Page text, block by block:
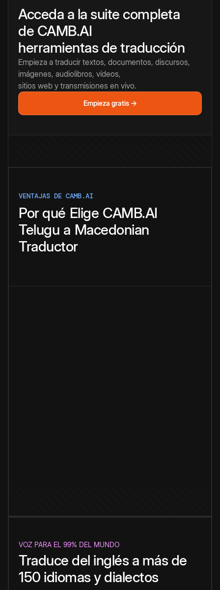
Acceda a la suite completa
de CAMB.AI
herramientas de traducción
Empieza a traducir textos, documentos, discursos,
imágenes, audiolibros, vídeos,
sitios web y transmisiones en vivo.
Empieza gratis →
VENTAJAS DE CAMB.AI
Por qué Elige CAMB.AI
Telugu a Macedonian
Traductor
VOZ PARA EL 99% DEL MUNDO
Traduce del inglés a más de
150 idiomas y dialectos